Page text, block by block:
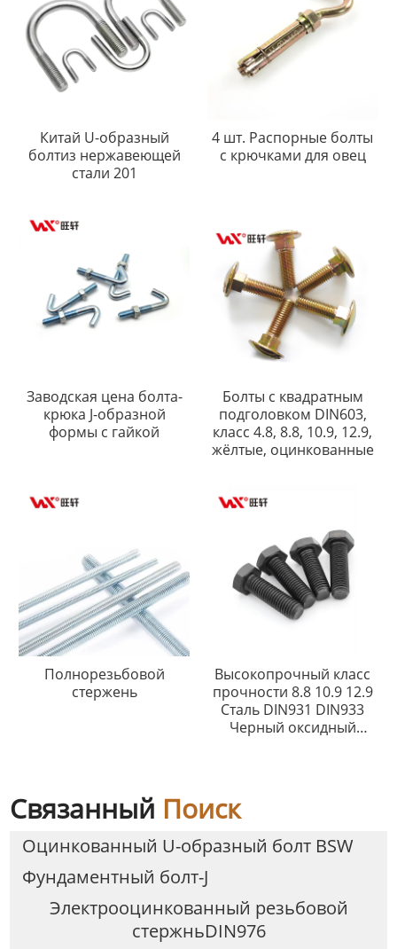
Китай U-образный
болтиз нержавеющей
стали 201
4 шт. Распорные болты
с крючками для овец
Заводская цена болта-
крюка J-образной
формы с гайкой
Болты с квадратным
подголовком DIN603,
класс 4.8, 8.8, 10.9, 12.9,
жёлтые, оцинкованные
Полнорезьбовой
стержень
Высокопрочный класс
прочности 8.8 10.9 12.9
Сталь DIN931 DIN933
Черный оксидный
Связанный Поиск
Оцинкованный U-образный болт BSW
Фундаментный болт-J
Электрооцинкованный резьбовой
стержньDIN976